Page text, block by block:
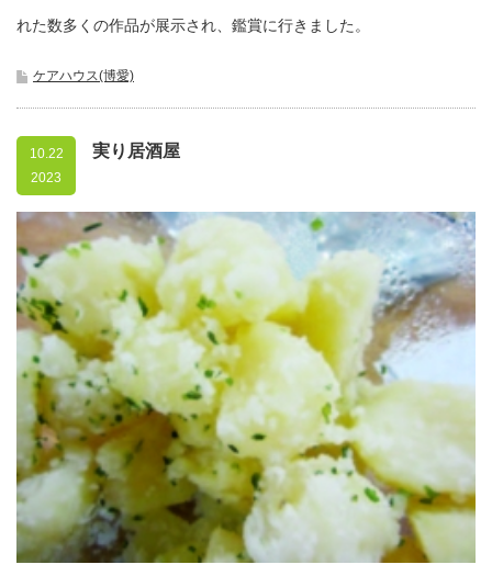
れた数多くの作品が展示され、鑑賞に行きました。
ケアハウス(博愛)
10.22
2023
実り居酒屋